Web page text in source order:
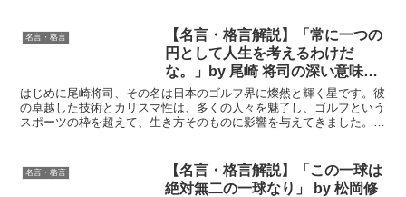
名言・格言
【名言・格言解説】「常に一つの
円として人生を考えるわけだ
な。」by 尾崎 将司の深い意味と
得られる教訓
はじめに尾崎将司、その名は日本のゴルフ界に燦然と輝く星です。彼
の卓越した技術とカリスマ性は、多くの人々を魅了し、ゴルフという
スポーツの枠を超えて、生き方そのものに影響を与えてきました。彼
名言・格言
【名言・格言解説】「この一球は
絶対無二の一球なり」 by 松岡修